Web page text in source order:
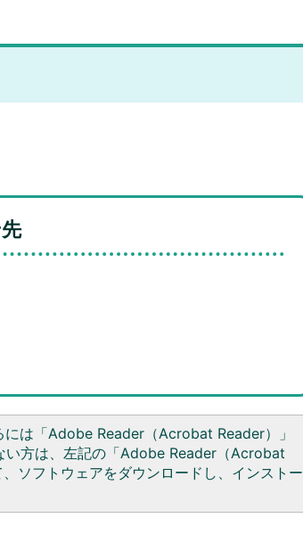
には「Adobe Reader（Acrobat Reader）」
い方は、左記の「Adobe Reader（Acrobat
ソフトウェアをダウンロードし、インストー